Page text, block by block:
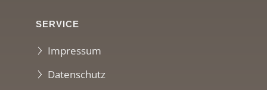
SERVICE
Impressum
Datenschutz